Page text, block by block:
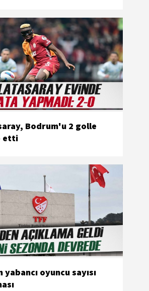
Bodrum'u 2 golle
etti
yabancı oyuncu sayısı